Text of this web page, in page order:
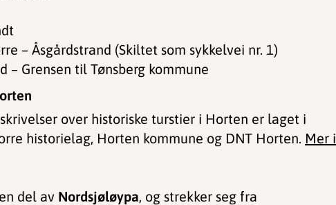
– Åsgårdstrand (Skiltet som sykkelvei nr. 1)
– Grensen til Tønsberg kommune
over historiske turstier i Horten er laget i
historielag, Horten kommune og DNT Horten. Mer
del av Nordsjøløypa, og strekker seg fra